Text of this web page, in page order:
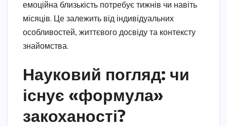
емоційна близькість потребує тижнів чи навіть
місяців. Це залежить від індивідуальних
особливостей, життєвого досвіду та контексту
знайомства.
Науковий погляд: чи
існує «формула»
закоханості?